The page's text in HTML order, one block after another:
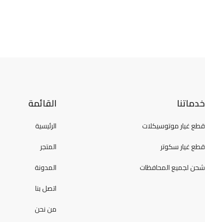
خدماتنا
قطع غيار موتوسيكلات
قطع غيار سكوتر
شحن لجميع المحافظات
القائمة
الرئيسية
المتجر
المدونة
اتصل بنا
من نحن